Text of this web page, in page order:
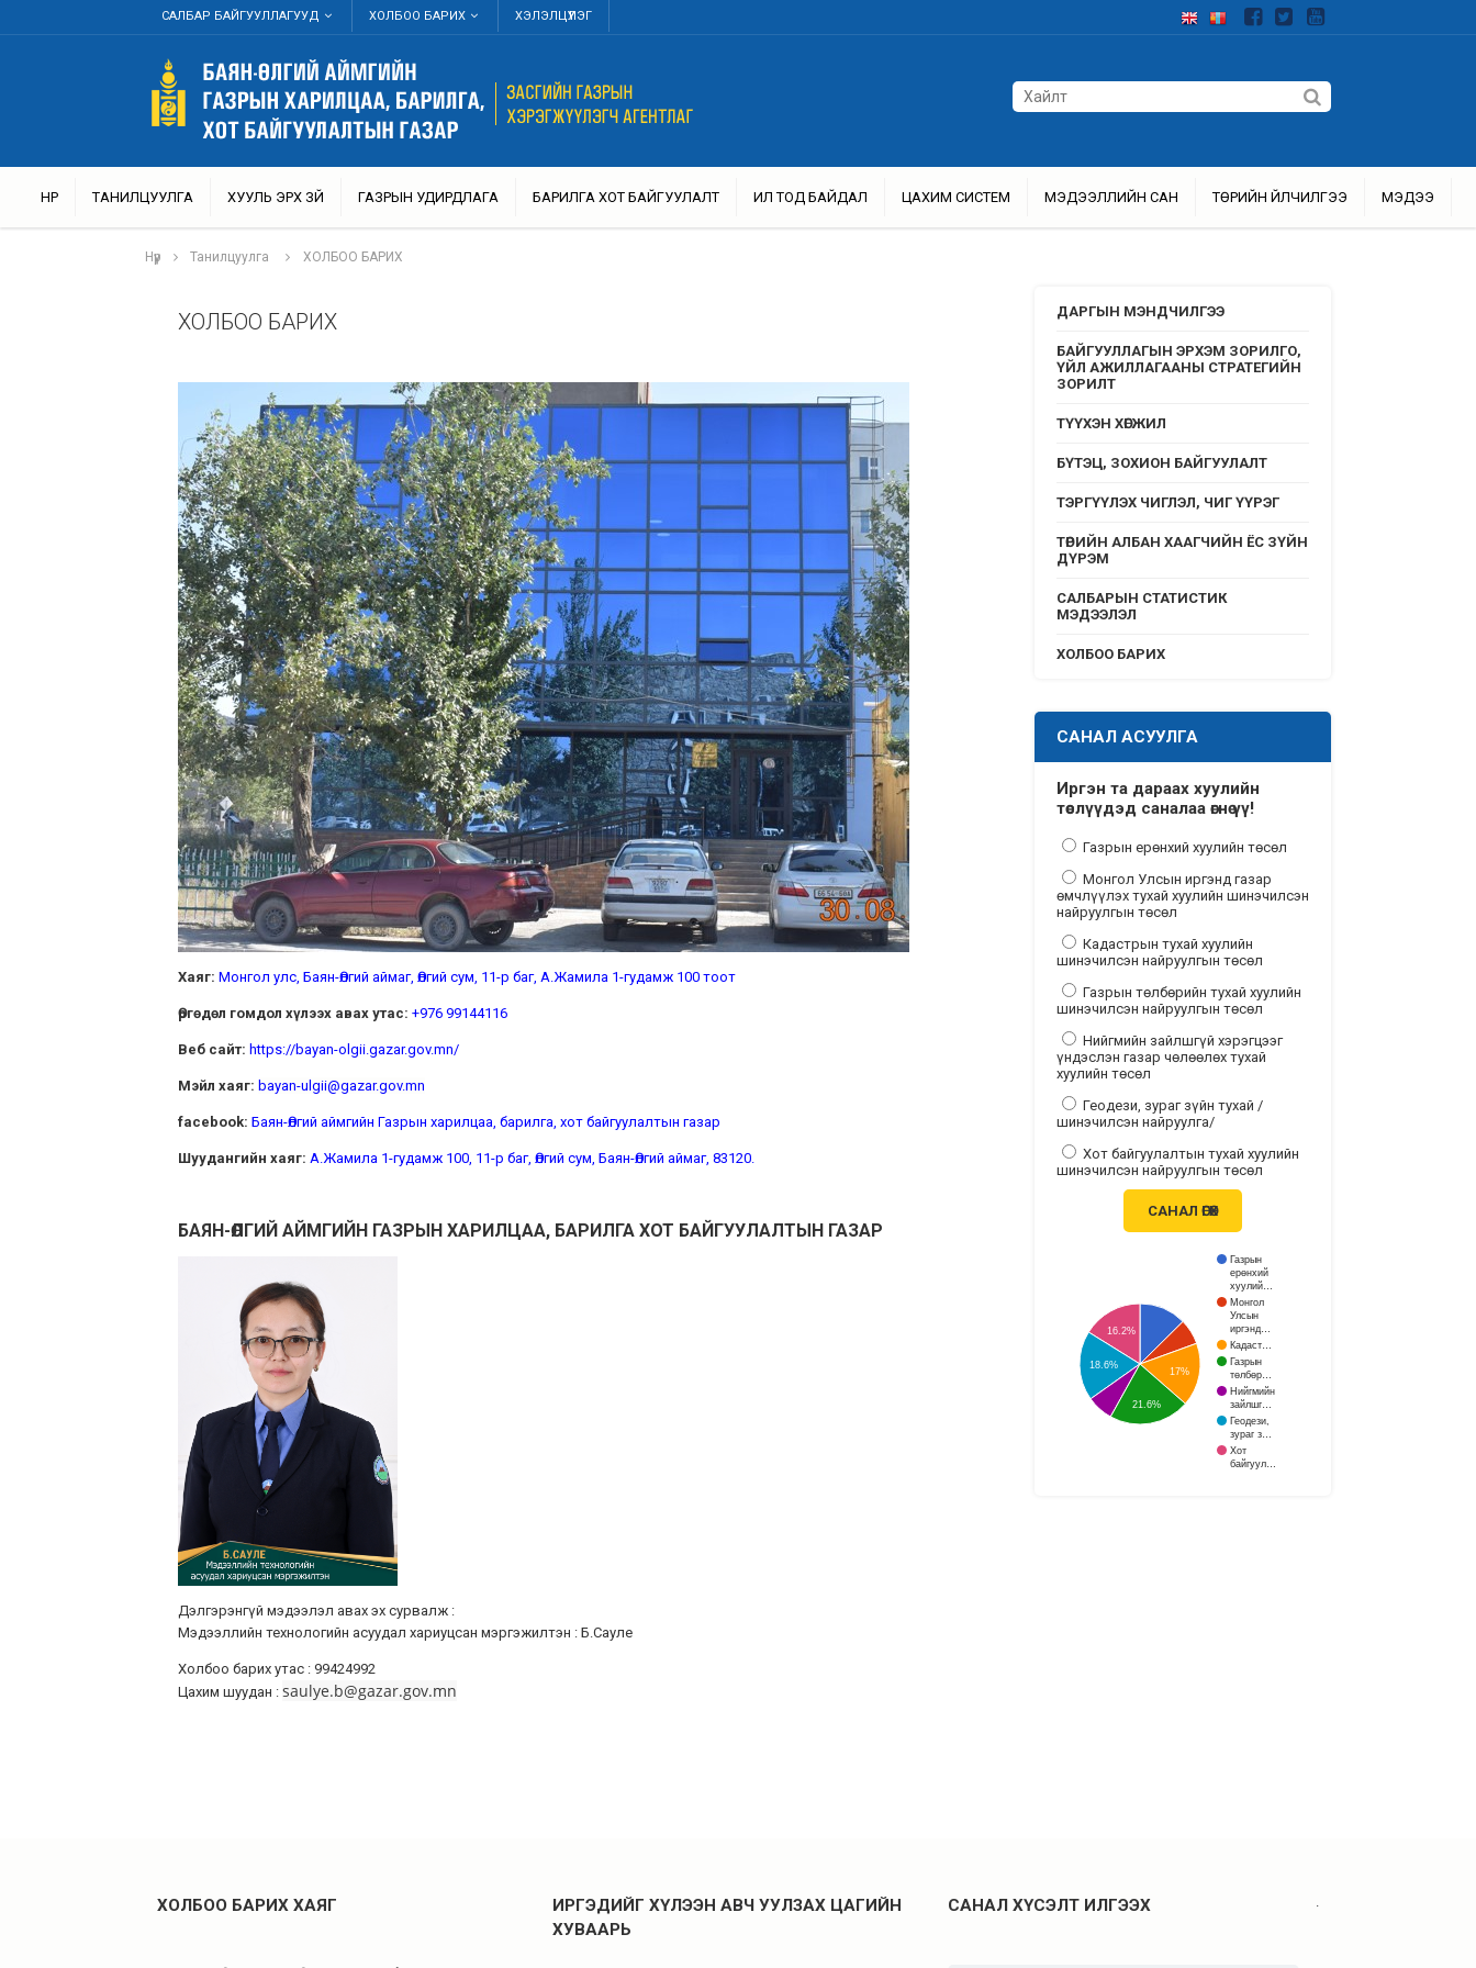
САЛБАР БАЙГУУЛЛАГУУД ХОЛБОО БАРИХ ХЭЛЭЛЦҮҮЛЭГ
НҮҮР ТАНИЛЦУУЛГА ХУУЛЬ ЭРХ ЗҮЙ ГАЗРЫН УДИРДЛАГА БАРИЛГА ХОТ БАЙГУУЛАЛТ ИЛ ТОД БАЙДАЛ ЦАХИМ СИСТЕМ МЭДЭЭЛЛИЙН САН ТӨРИЙН ҮЙЛЧИЛГЭЭ МЭДЭЭ
Нүүр Танилцуулга ХОЛБОО БАРИХ
ХОЛБОО БАРИХ
Хаяг: Монгол улс, Баян-Өлгий аймаг, Өлгий сум, 11-р баг, А.Жамила 1-гудамж 100 тоот
Өргөдөл гомдол хүлээх авах утас: +976 99144116
Веб сайт: https://bayan-olgii.gazar.gov.mn/
Мэйл хаяг: bayan-ulgii@gazar.gov.mn
facebook: Баян-Өлгий аймгийн Газрын харилцаа, барилга, хот байгуулалтын газар
Шуудангийн хаяг: А.Жамила 1-гудамж 100, 11-р баг, Өлгий сум, Баян-Өлгий аймаг, 83120.
БАЯН-ӨЛГИЙ АЙМГИЙН ГАЗРЫН ХАРИЛЦАА, БАРИЛГА ХОТ БАЙГУУЛАЛТЫН ГАЗАР
Дэлгэрэнгүй мэдээлэл авах эх сурвалж :
Мэдээллийн технологийн асуудал хариуцсан мэргэжилтэн : Б.Сауле
Холбоо барих утас : 99424992
Цахим шуудан : saulye.b@gazar.gov.mn
ДАРГЫН МЭНДЧИЛГЭЭ
БАЙГУУЛЛАГЫН ЭРХЭМ ЗОРИЛГО,
ҮЙЛ АЖИЛЛАГААНЫ СТРАТЕГИЙН
ЗОРИЛТ
ТҮҮХЭН ХӨГЖИЛ
БҮТЭЦ, ЗОХИОН БАЙГУУЛАЛТ
ТЭРГҮҮЛЭХ ЧИГЛЭЛ, ЧИГ ҮҮРЭГ
ТӨРИЙН АЛБАН ХААГЧИЙН ЁС ЗҮЙН
ДҮРЭМ
САЛБАРЫН СТАТИСТИК
МЭДЭЭЛЭЛ
ХОЛБОО БАРИХ
САНАЛ АСУУЛГА
Иргэн та дараах хуулийн
төслүүдэд саналаа өгнө үү!
Газрын ерөнхий хуулийн төсөл
Монгол Улсын иргэнд газар
өмчлүүлэх тухай хуулийн шинэчилсэн
найруулгын төсөл
Кадастрын тухай хуулийн
шинэчилсэн найруулгын төсөл
Газрын төлбөрийн тухай хуулийн
шинэчилсэн найруулгын төсөл
Нийгмийн зайлшгүй хэрэгцээг
үндэслэн газар чөлөөлөх тухай
хуулийн төсөл
Геодези, зураг зүйн тухай /
шинэчилсэн найруулга/
Хот байгуулалтын тухай хуулийн
шинэчилсэн найруулгын төсөл
САНАЛ ӨГӨХ
Газрын
ерөнхий
хуулий…
Монгол
Улсын
иргэнд…
Кадаст…
Газрын
төлбөр…
Нийгмийн
зайлшг…
Геодези,
зураг з…
Хот
байгуул…
17%
16.2%
18.6%
21.6%
ХОЛБОО БАРИХ ХАЯГ
ИРГЭДИЙГ ХҮЛЭЭН АВЧ УУЛЗАХ ЦАГИЙН
ХУВААРЬ
САНАЛ ХҮСЭЛТ ИЛГЭЭХ .